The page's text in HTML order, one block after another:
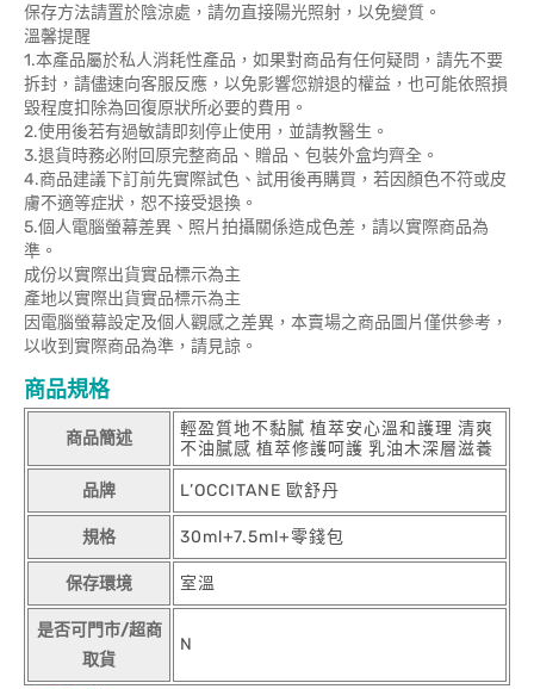
保存方法請置於陰涼處，請勿直接陽光照射，以免變質。
溫馨提醒
1.本產品屬於私人消耗性產品，如果對商品有任何疑問，請先不要
拆封，請儘速向客服反應，以免影響您辦退的權益，也可能依照損
毀程度扣除為回復原狀所必要的費用。
2.使用後若有過敏請即刻停止使用，並請教醫生。
3.退貨時務必附回原完整商品、贈品、包裝外盒均齊全。
4.商品建議下訂前先實際試色、試用後再購買，若因顏色不符或皮
膚不適等症狀，恕不接受退換。
5.個人電腦螢幕差異、照片拍攝關係造成色差，請以實際商品為
準。
成份以實際出貨實品標示為主
產地以實際出貨實品標示為主
因電腦螢幕設定及個人觀感之差異，本賣場之商品圖片僅供參考，
以收到實際商品為準，請見諒。
商品規格
商品簡述
輕盈質地不黏膩 植萃安心溫和護理 清爽
不油膩感 植萃修護呵護 乳油木深層滋養
品牌 L’OCCITANE 歐舒丹
規格 30ml+7.5ml+零錢包
保存環境 室溫
是否可門市/超商
取貨
N